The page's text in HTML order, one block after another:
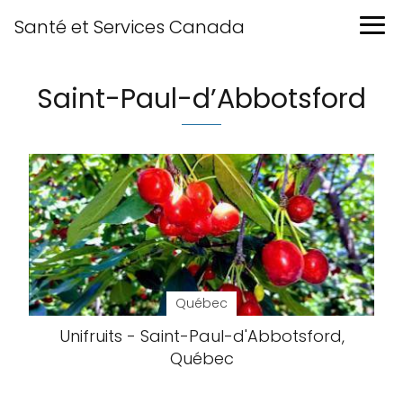
Santé et Services Canada
Saint-Paul-d’Abbotsford
Québec
Unifruits - Saint-Paul-d'Abbotsford,
Québec